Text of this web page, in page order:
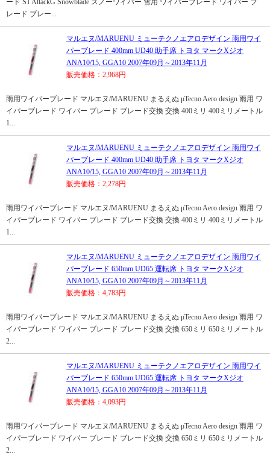
ード S1 AttackG Snowblade スノーワイパー 雪用 ワイパーブレード ワイパー ブ
レード ブレー...
マルエヌ/MARUENU ミューテクノエアロデザイン 雨用ワイ
パーブレード 400mm UD40 助手席 トヨタ マークXジオ
ANA10/15, GGA10 2007年09月～2013年11月
販売価格：2,968円
雨用ワイパーブレード マルエヌ/MARUENU まるえぬ μTecno Aero design 雨用 ワ
イパーブレード ワイパー ブレード ブレード交換 交換 400ミリ 400ミリメートル
1...
マルエヌ/MARUENU ミューテクノエアロデザイン 雨用ワイ
パーブレード 400mm UD40 助手席 トヨタ マークXジオ
ANA10/15, GGA10 2007年09月～2013年11月
販売価格：2,278円
雨用ワイパーブレード マルエヌ/MARUENU まるえぬ μTecno Aero design 雨用 ワ
イパーブレード ワイパー ブレード ブレード交換 交換 400ミリ 400ミリメートル
1...
マルエヌ/MARUENU ミューテクノエアロデザイン 雨用ワイ
パーブレード 650mm UD65 運転席 トヨタ マークXジオ
ANA10/15, GGA10 2007年09月～2013年11月
販売価格：4,783円
雨用ワイパーブレード マルエヌ/MARUENU まるえぬ μTecno Aero design 雨用 ワ
イパーブレード ワイパー ブレード ブレード交換 交換 650ミリ 650ミリメートル
2...
マルエヌ/MARUENU ミューテクノエアロデザイン 雨用ワイ
パーブレード 650mm UD65 運転席 トヨタ マークXジオ
ANA10/15, GGA10 2007年09月～2013年11月
販売価格：4,093円
雨用ワイパーブレード マルエヌ/MARUENU まるえぬ μTecno Aero design 雨用 ワ
イパーブレード ワイパー ブレード ブレード交換 交換 650ミリ 650ミリメートル
2...